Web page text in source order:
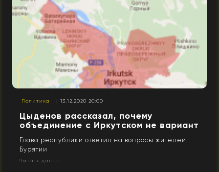
Политика | 13.12.2020 20:00
Цыденов рассказал, почему
объединение с Иркутском не вариант
Глава республики ответил на вопросы жителей
Бурятии
Читать далее...